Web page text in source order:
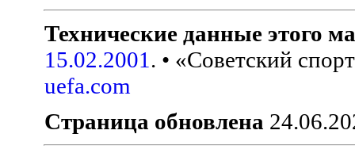
Технические данные этого
15.02.2001 . • «Советский
uefa.com
Страница обновлена